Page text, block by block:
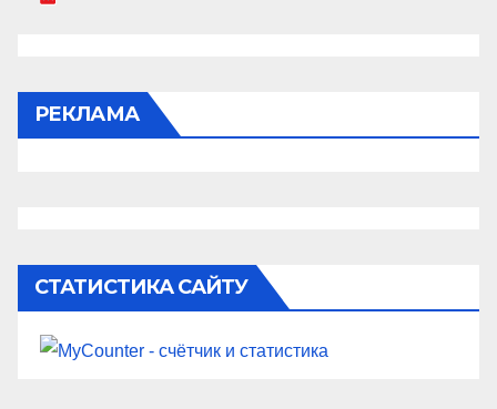
РЕКЛАМА
СТАТИСТИКА САЙТУ